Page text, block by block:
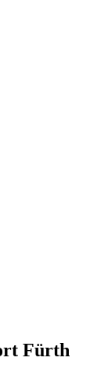
Fürth